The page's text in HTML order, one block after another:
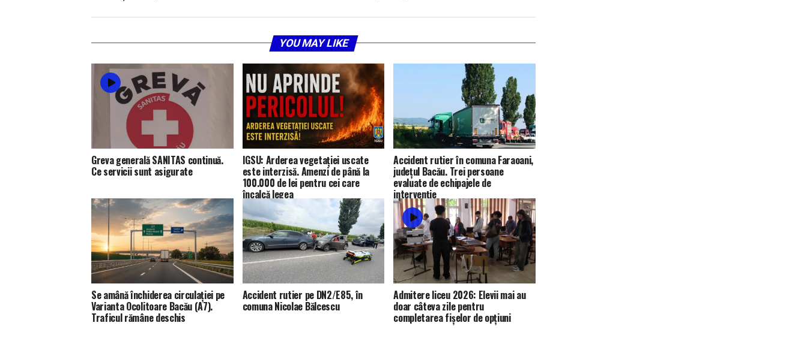
YOU MAY LIKE
Greva generală SANITAS continuă.
Ce servicii sunt asigurate
IGSU: Arderea vegetației uscate
este interzisă. Amenzi de până la
100.000 de lei pentru cei care
încalcă legea
Accident rutier în comuna Faraoani,
județul Bacău. Trei persoane
evaluate de echipajele de
intervenție
Se amână închiderea circulației pe
Varianta Ocolitoare Bacău (A7).
Traficul rămâne deschis
Accident rutier pe DN2/E85, în
comuna Nicolae Bălcescu
Admitere liceu 2026: Elevii mai au
doar câteva zile pentru
completarea fișelor de opțiuni